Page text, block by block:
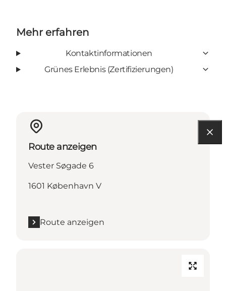
Mehr erfahren
Kontaktinformationen
Grünes Erlebnis (Zertifizierungen)
Route anzeigen
Vester Søgade 6
1601 København V
Route anzeigen